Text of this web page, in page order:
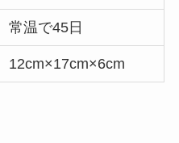
常温で45日
12cm×17cm×6cm